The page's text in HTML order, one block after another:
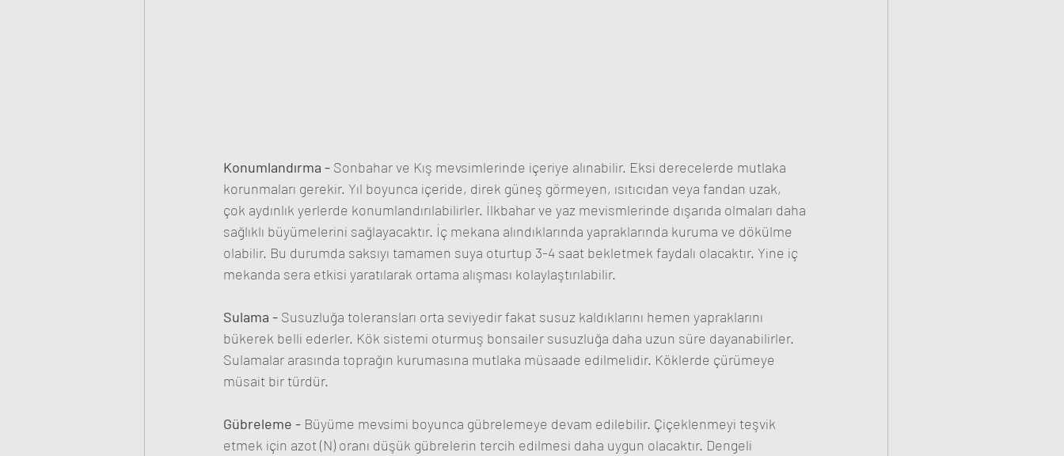
Konumlandırma - Sonbahar ve Kış mevsimlerinde içeriye alınabilir. Eksi derecelerde mutlaka
korunmaları gerekir. Yıl boyunca içeride, direk güneş görmeyen, ısıtıcıdan veya fandan uzak,
çok aydınlık yerlerde konumlandırılabilirler. İlkbahar ve yaz mevismlerinde dışarıda olmaları daha
sağlıklı büyümelerini sağlayacaktır. İç mekana alındıklarında yapraklarında kuruma ve dökülme
olabilir. Bu durumda saksıyı tamamen suya oturtup 3-4 saat bekletmek faydalı olacaktır. Yine iç
mekanda sera etkisi yaratılarak ortama alışması kolaylaştırılabilir.
Sulama - Susuzluğa toleransları orta seviyedir fakat susuz kaldıklarını hemen yapraklarını
bükerek belli ederler. Kök sistemi oturmuş bonsailer susuzluğa daha uzun süre dayanabilirler.
Sulamalar arasında toprağın kurumasına mutlaka müsaade edilmelidir. Köklerde çürümeye
müsait bir türdür.
Gübreleme - Büyüme mevsimi boyunca gübrelemeye devam edilebilir. Çiçeklenmeyi teşvik
etmek için azot (N) oranı düşük gübrelerin tercih edilmesi daha uygun olacaktır. Dengeli